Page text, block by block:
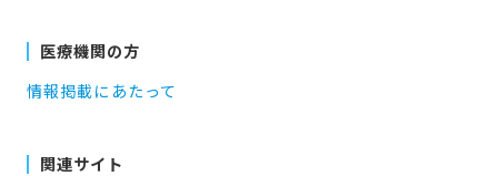
医療機関の方
情報掲載にあたって
関連サイト